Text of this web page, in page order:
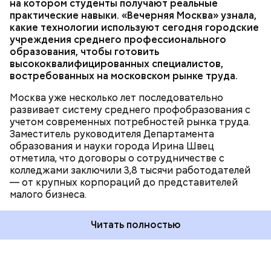
на котором студенты получают реальные
практические навыки. «Вечерняя Москва» узнала,
какие технологии используют сегодня городские
учреждения среднего профессионального
образования, чтобы готовить
высококвалифицированных специалистов,
востребованных на московском рынке труда.
Москва уже несколько лет последовательно
развивает систему среднего профобразования с
учетом современных потребностей рынка труда.
Заместитель руководителя Департамента
образования и науки города Ирина Швец
отметила, что договоры о сотрудничестве с
колледжами заключили 3,8 тысячи работодателей
— от крупных корпораций до представителей
малого бизнеса.
тысячи мастерских и лабораторий. Ирина Швец
сообщила, что к 2031 году планируется полностью
обновить инфраструктуру городских колледжей, в
том числе — построить семь новых, где будут
обучаться более 60 тысяч студентов.
Читать полностью
— Увидев, как здесь все устроено, послушав
рассказы режиссеров, актеров, я по-другому стала
смотреть на кинематограф. Думаю, что мне было
бы интересно побыть за кадром, например в
кресле режиссера, — рассказала она.